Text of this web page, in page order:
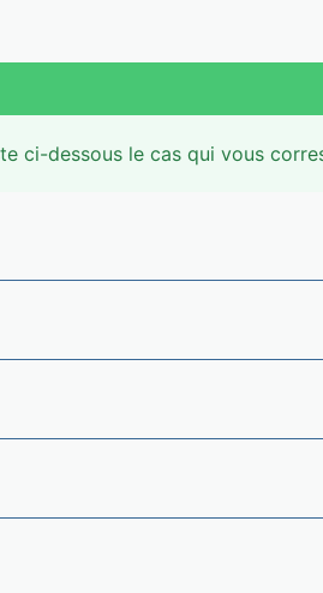
ci-dessous le cas qui vous